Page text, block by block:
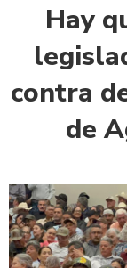
Hay
contra
de